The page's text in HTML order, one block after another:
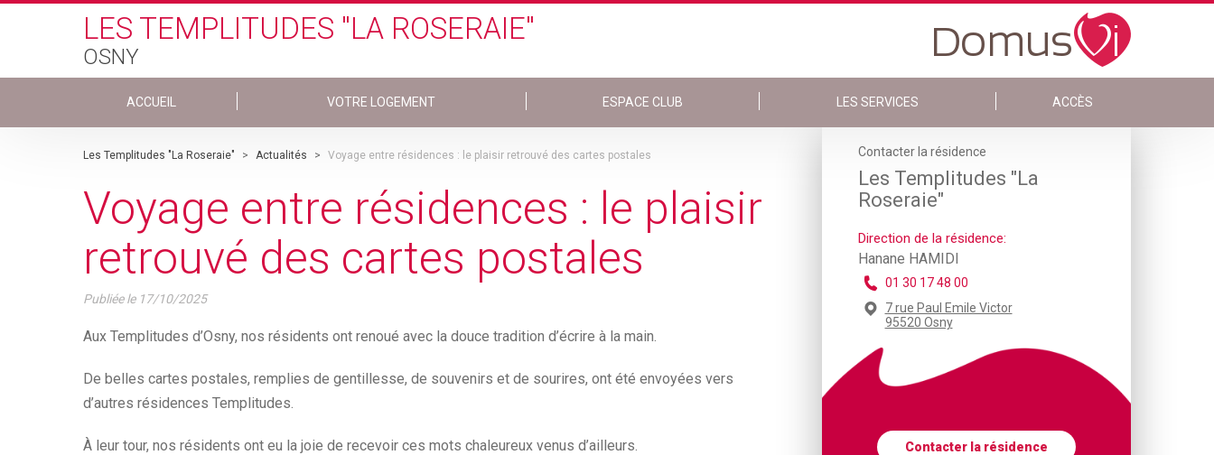
Skip to main content
LES TEMPLITUDES "LA ROSERAIE"
OSNY
ACCUEIL VOTRE LOGEMENT ESPACE CLUB LES SERVICES ACCÈS
Les Templitudes "La Roseraie" > Actualités > Voyage entre résidences : le plaisir retrouvé des cartes postales
Voyage entre résidences : le plaisir
retrouvé des cartes postales
Publiée le 17/10/2025
Aux Templitudes d’Osny, nos résidents ont renoué avec la douce tradition d’écrire à la main.
De belles cartes postales, remplies de gentillesse, de souvenirs et de sourires, ont été envoyées vers
d’autres résidences Templitudes.
À leur tour, nos résidents ont eu la joie de recevoir ces mots chaleureux venus d’ailleurs.
Contacter la résidence
Les Templitudes "La
Roseraie"
Direction de la résidence:
Hanane HAMIDI
01 30 17 48 00
7 rue Paul Emile Victor
95520 Osny
Contacter la résidence